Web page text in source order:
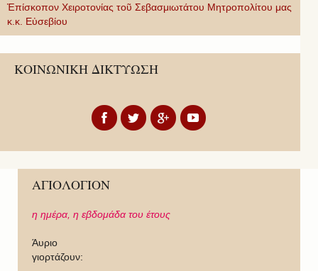
Ἐπίσκοπον Χειροτονίας τοῦ Σεβασμιωτάτου Μητροπολίτου μας
κ.κ. Εὐσεβίου
ΚΟΙΝΩΝΙΚΗ ΔΙΚΤΥΩΣΗ
ΑΓΙΟΛΟΓΙΟΝ
η ημέρα, η εβδομάδα του έτους
Άυριο
γιορτάζουν: